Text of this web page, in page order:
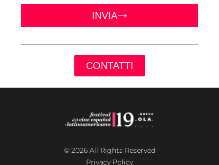
INVIA
CONTATTI
© 2026 All Rights Reserved
Privacy Policy